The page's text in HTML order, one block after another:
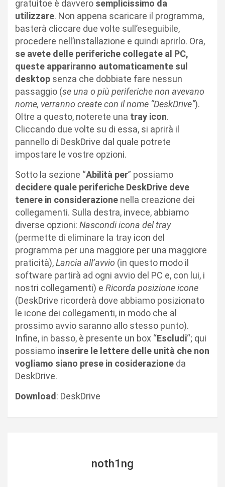
gratuitoe è davvero semplicissimo da
utilizzare. Non appena scaricare il programma,
basterà cliccare due volte sull’eseguibile,
procedere nell’installazione e quindi aprirlo. Ora,
se avete delle periferiche collegate al PC,
queste appariranno automaticamente sul
desktop senza che dobbiate fare nessun
passaggio (se una o più periferiche non avevano
nome, verranno create con il nome “DeskDrive”).
Oltre a questo, noterete una tray icon.
Cliccando due volte su di essa, si aprirà il
pannello di DeskDrive dal quale potrete
impostare le vostre opzioni.
Sotto la sezione “Abilità per” possiamo
decidere quale periferiche DeskDrive deve
tenere in considerazione nella creazione dei
collegamenti. Sulla destra, invece, abbiamo
diverse opzioni: Nascondi icona del tray
(permette di eliminare la tray icon del
programma per una maggiore per una maggiore
praticità),Lancia all’avvio (in questo modo il
software partirà ad ogni avvio del PC e, con lui, i
nostri collegamenti) e Ricorda posizione icone
(DeskDrive ricorderà dove abbiamo posizionato
le icone dei collegamenti, in modo che al
prossimo avvio saranno allo stesso punto).
Infine, in basso, è presente un box “Escludi“; qui
possiamo inserire le lettere delle unità che non
vogliamo siano prese in cosiderazione da
DeskDrive.
Download: DeskDrive
noth1ng